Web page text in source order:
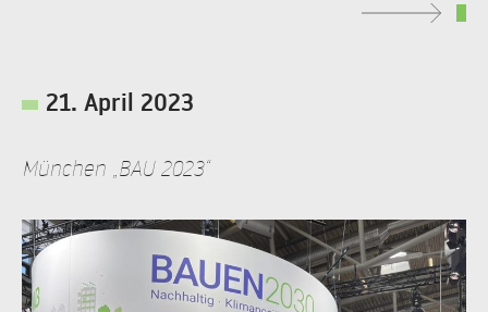
21. April 2023
München „BAU 2023“